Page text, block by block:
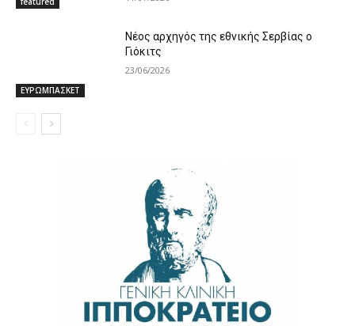
ΕΥΡΩΜΠΑΣΚΕΤ
Νέος αρχηγός της εθνικής Σερβίας ο
Γιόκιτς
23/06/2026